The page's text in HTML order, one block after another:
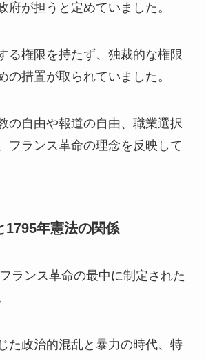
府が担うと定めていました。
る権限を持たず、独裁的な権限
の措置が取られていました。
の自由や報道の自由、職業選択
フランス革命の理念を反映して
1795年憲法の関係
ランス革命の最中に制定された
た政治的混乱と暴力の時代、特